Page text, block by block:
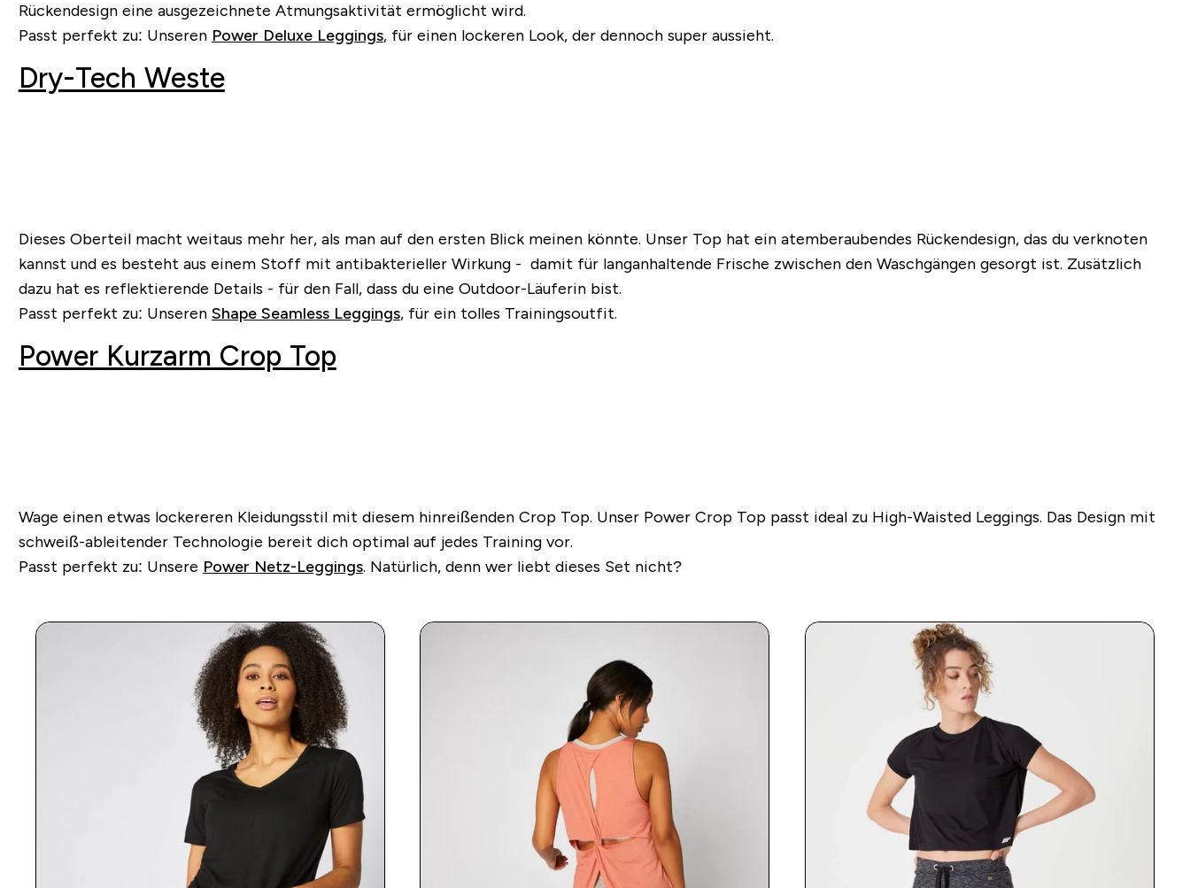
Rückendesign eine ausgezeichnete Atmungsaktivität ermöglicht wird.
Passt perfekt zu: Unseren Power Deluxe Leggings, für einen lockeren Look, der dennoch super aussieht.
Dry-Tech Weste
Dieses Oberteil macht weitaus mehr her, als man auf den ersten Blick meinen könnte. Unser Top hat ein atemberaubendes Rückendesign, das du verknoten
kannst und es besteht aus einem Stoff mit antibakterieller Wirkung - damit für langanhaltende Frische zwischen den Waschgängen gesorgt ist. Zusätzlich
dazu hat es reflektierende Details - für den Fall, dass du eine Outdoor-Läuferin bist.
Passt perfekt zu: Unseren Shape Seamless Leggings, für ein tolles Trainingsoutfit.
Power Kurzarm Crop Top
Wage einen etwas lockereren Kleidungsstil mit diesem hinreißenden Crop Top. Unser Power Crop Top passt ideal zu High-Waisted Leggings. Das Design mit
schweiß-ableitender Technologie bereit dich optimal auf jedes Training vor.
Passt perfekt zu: Unsere Power Netz-Leggings. Natürlich, denn wer liebt dieses Set nicht?